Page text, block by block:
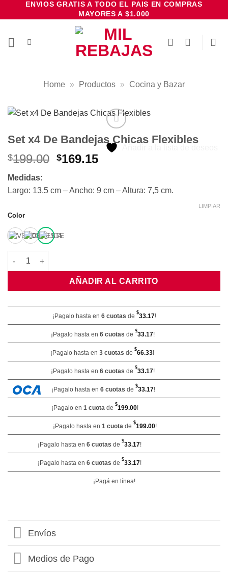
al
ENVIOS GRATIS A TODO EL PAIS EN COMPRAS
MAYORES A $1.000
Home » Productos » Cocina y Bazar
Set x4 De Bandejas Chicas Flexibles
$199.00 El
era:
$169.15El
es:
Medidas:
Largo: 13,5 cm – Ancho: 9 cm – Altura: 7,5 cm.
Color
LIMPIAR
Set x4 De Bandejas Chicas Flexibles cantidad
AÑADIR AL CARRITO
¡Pagalo hasta en 6 cuotas de $33.17!
¡Pagalo hasta en 6 cuotas de $33.17!
¡Pagalo hasta en 3 cuotas de $66.33!
¡Pagalo hasta en 6 cuotas de $33.17!
¡Pagalo hasta en 6 cuotas de $33.17!
¡Pagalo en 1 cuota de $199.00!
¡Pagalo hasta en 1 cuota de $199.00!
¡Pagalo hasta en 6 cuotas de $33.17!
¡Pagalo hasta en 6 cuotas de $33.17!
¡Pagá en línea!
Envíos
Medios de Pago